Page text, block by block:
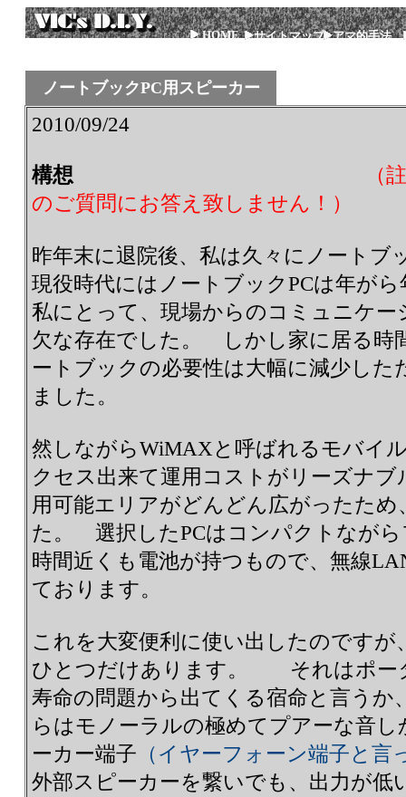
HOME サイトマップ アマ的手法
ノートブックPC用スピーカー
2010/09/24
構想
（
のご質問にお答え致しません！）
昨年末に退院後、私は久々にノートブ
現役時代にはノートブックPCは年が
私にとって、現場からのコミュニケ
欠な存在でした。 しかし家に居る時
ートブックの必要性は大幅に減少し
ました。
然しながらWiMAXと呼ばれるモバイ
クセス出来て運用コストがリーズナ
用可能エリアがどんどん広がったた
た。 選択したPCはコンパクトなが
時間近くも電池が持つもので、無線
ております。
これを大変便利に使い出したのです
ひとつだけあります。 それはポー
寿命の問題から出てくる宿命と言うか
らはモノーラルの極めてプアーな音
ーカー端子 （イヤーフォーン端子と
外部スピーカーを繋いでも、出力が低